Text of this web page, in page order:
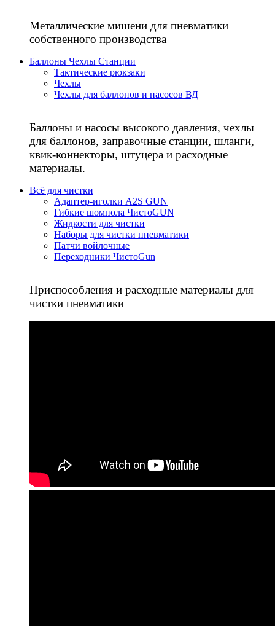
Металлические мишени для пневматики
собственного производства
Баллоны Чехлы Станции
Тактические рюкзаки
Чехлы
Чехлы для баллонов и насосов ВД
Баллоны и насосы высокого давления, чехлы
для баллонов, заправочные станции, шланги,
квик-коннекторы, штуцера и расходные
материалы.
Всё для чистки
Адаптер-иголки A2S GUN
Гибкие шомпола ЧистоGUN
Жидкости для чистки
Наборы для чистки пневматики
Патчи войлочные
Переходники ЧистоGun
Приспособления и расходные материалы для
чистки пневматики